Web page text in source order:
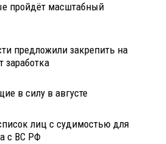
пройдёт масштабный
предложили закрепить на
заработка
в силу в августе
лиц с судимостью для
с ВС РФ